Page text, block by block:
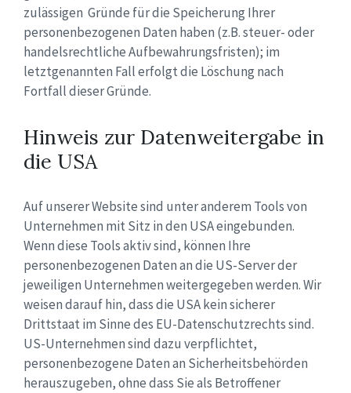
zulässigen Gründe für die Speicherung Ihrer
personenbezogenen Daten haben (z.B. steuer- oder
handelsrechtliche Aufbewahrungsfristen); im
letztgenannten Fall erfolgt die Löschung nach
Fortfall dieser Gründe.
Hinweis zur Datenweitergabe in
die USA
Auf unserer Website sind unter anderem Tools von
Unternehmen mit Sitz in den USA eingebunden.
Wenn diese Tools aktiv sind, können Ihre
personenbezogenen Daten an die US-Server der
jeweiligen Unternehmen weitergegeben werden. Wir
weisen darauf hin, dass die USA kein sicherer
Drittstaat im Sinne des EU-Datenschutzrechts sind.
US-Unternehmen sind dazu verpflichtet,
personenbezogene Daten an Sicherheitsbehörden
herauszugeben, ohne dass Sie als Betroffener